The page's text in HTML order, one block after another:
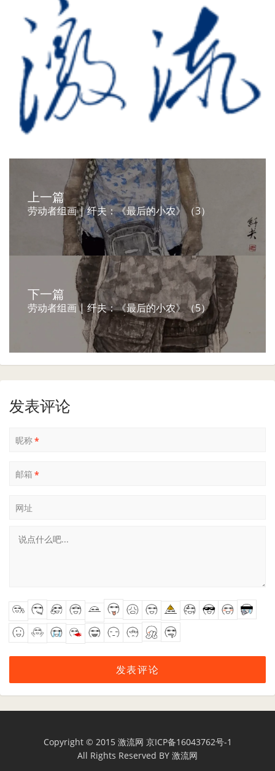
上一篇
劳动者组画 | 纤夫：《最后的小农》（3）
下一篇
劳动者组画 | 纤夫：《最后的小农》（5）
发表评论
昵称*
邮箱 *
网址
Copyright © 2015 激流网 京ICP备16043762号-1
All Rights Reserved BY 激流网